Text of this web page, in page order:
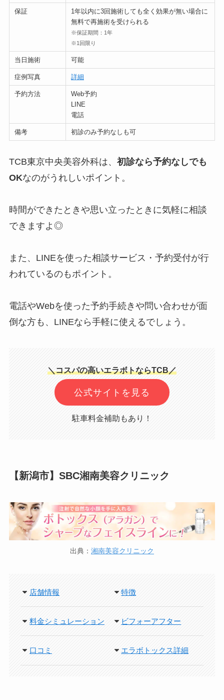
保証
1年以内に3回施術しても全く効果が無い場合に
無料で再施術を受けられる
※保証期間：1年
※1回限り
当日施術 可能
症例写真 詳細
予約方法
Web予約
LINE
電話
備考 初診のみ予約なしも可
TCB東京中央美容外科は、 初診なら予約なしでも
OKなのがうれしいポイント。
時間ができたときや思い立ったときに気軽に相談
できますよ◎
また、LINEを使った相談サービス・予約受付が行
われているのもポイント。
電話やWebを使った予約手続きや問い合わせが面
倒な方も、LINEなら手軽に使えるでしょう。
＼コスパの高いエラボトならTCB／
公式サイトを見る
駐車料金補助もあり！
【新潟市】SBC湘南美容クリニック
出典： 湘南美容クリニック
店舗情報 特徴
料金シミュレーション ビフォーアフター
口コミ エラボトックス詳細